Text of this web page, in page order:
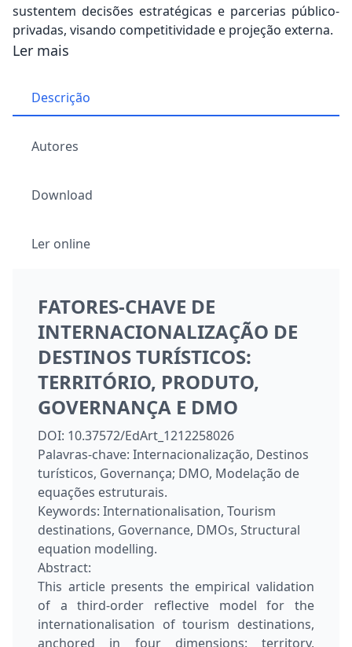
sustentem decisões estratégicas e parcerias público-
privadas, visando competitividade e projeção externa.
Ler mais
Descrição
Autores
Download
Ler online
FATORES-CHAVE DE
INTERNACIONALIZAÇÃO DE
DESTINOS TURÍSTICOS:
TERRITÓRIO, PRODUTO,
GOVERNANÇA E DMO
DOI: 10.37572/EdArt_1212258026
Palavras-chave: Internacionalização, Destinos
turísticos, Governança; DMO, Modelação de
equações estruturais.
Keywords: Internationalisation, Tourism
destinations, Governance, DMOs, Structural
equation modelling.
Abstract:
This article presents the empirical validation
of a third-order reflective model for the
internationalisation of tourism destinations,
anchored in four dimensions: territory,